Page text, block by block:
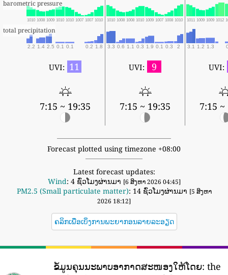
barometric pressure
1010 1008 1009 1010 1010 1007 1007 1010 1010 1008 1008 1010 1009 1007 1008 1010 1011 1009 1009 1012
total precipitation
2.2 1.4 2.5 0.1 0.1 0.2 1.8 3.3 0.6 1.1 0.3 1.9 0.1 0.3 2 3.1 1.2 1.3
UVI: 11
7:15 ~ 19:35
UVI: 9
7:15 ~ 19:35
UVI:
7:15 ~
Forecast plotted using timezone +08:00
Latest forecast updates:
Wind: 4 ຊົ່ວໂມງຜ່ານມາ [6 ສິງຫາ 2026 04:45]
PM2.5 (Small particulate matter): 14 ຊົ່ວໂມງຜ່ານມາ [5 ສິງຫາ
2026 18:12]
ຄລິກເພື່ອເບິ່ງການພະຍາກອນລາຍລະອຽດ
ຂໍ້ມູນຄຸນນະພາບອາກາດສະໜອງໃຫ້ໂດຍ: the